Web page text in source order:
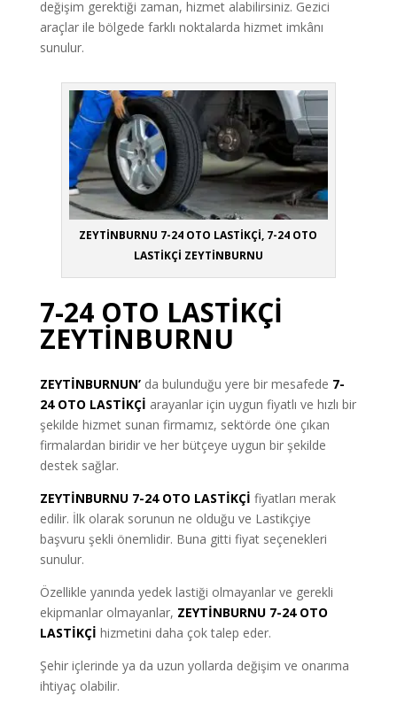
değişim gerektiği zaman, hizmet alabilirsiniz. Gezici
araçlar ile bölgede farklı noktalarda hizmet imkânı
sunulur.
ZEYTİNBURNU 7-24 OTO LASTİKÇİ, 7-24 OTO
LASTİKÇİ ZEYTİNBURNU
7-24 OTO LASTİKÇİ
ZEYTİNBURNU
ZEYTİNBURNUN’ da bulunduğu yere bir mesafede 7-
24 OTO LASTİKÇİ arayanlar için uygun fiyatlı ve hızlı bir
şekilde hizmet sunan firmamız, sektörde öne çıkan
firmalardan biridir ve her bütçeye uygun bir şekilde
destek sağlar.
ZEYTİNBURNU 7-24 OTO LASTİKÇİ fiyatları merak
edilir. İlk olarak sorunun ne olduğu ve Lastikçiye
başvuru şekli önemlidir. Buna gitti fiyat seçenekleri
sunulur.
Özellikle yanında yedek lastiği olmayanlar ve gerekli
ekipmanlar olmayanlar, ZEYTİNBURNU 7-24 OTO
LASTİKÇİ hizmetini daha çok talep eder.
Şehir içlerinde ya da uzun yollarda değişim ve onarıma
ihtiyaç olabilir.